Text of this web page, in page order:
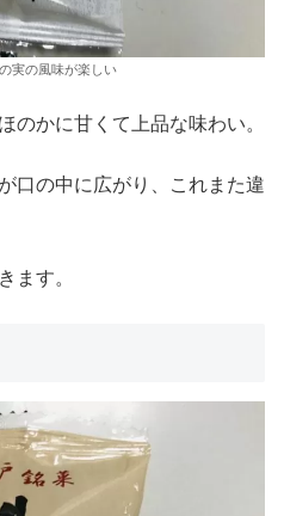
実の風味が楽しい
のかに甘くて上品な味わい。
口の中に広がり、これまた違
ます。